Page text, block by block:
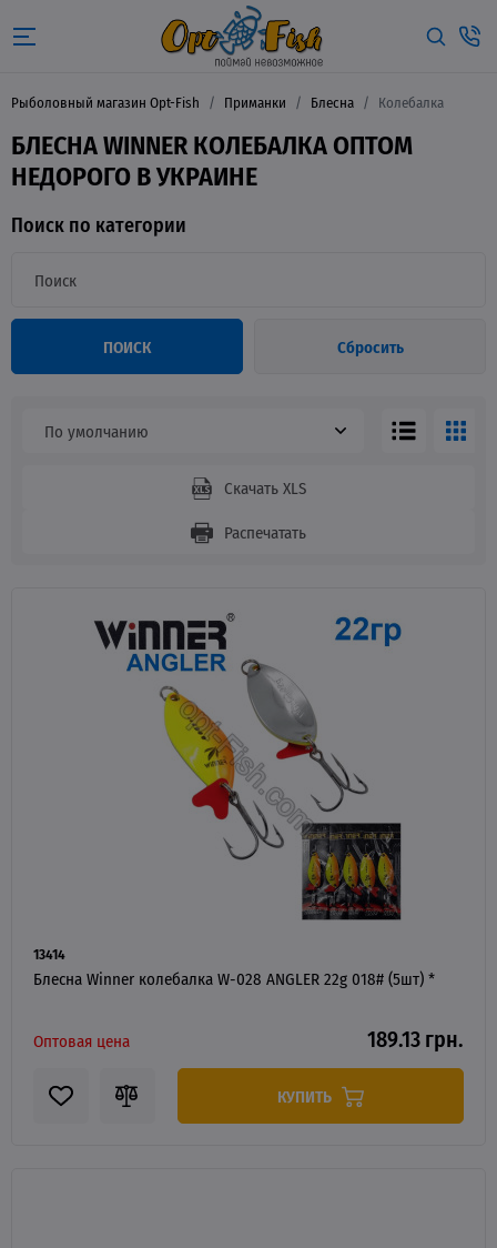
Рыболовный магазин Opt-Fish Приманки Блесна Колебалка
БЛЕСНА WINNER КОЛЕБАЛКА ОПТОМ
НЕДОРОГО В УКРАИНЕ
Поиск по категории
ПОИСК Сбросить
По умолчанию
Скачать XLS
Распечатать
13414
Блесна Winner колебалка W-028 ANGLER 22g 018# (5шт) *
Оптовая цена 189.13 грн.
КУПИТЬ